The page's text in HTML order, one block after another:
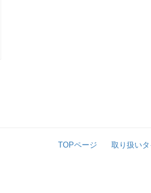
TOPページ 取り扱い